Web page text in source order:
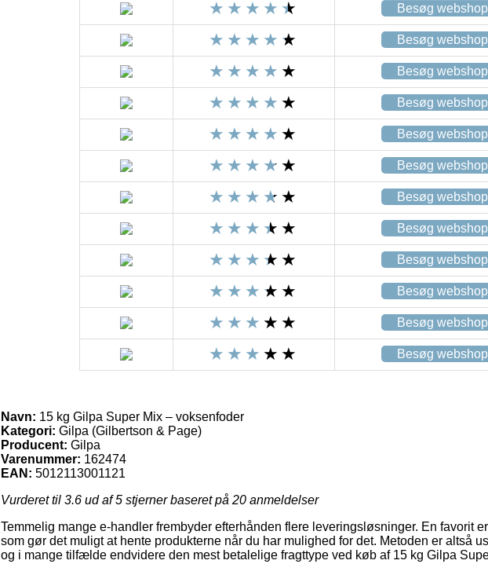
Besøg webshop
Besøg webshop
Besøg webshop
Besøg webshop
Besøg webshop
Besøg webshop
Besøg webshop
Besøg webshop
Besøg webshop
Besøg webshop
Besøg webshop
Besøg webshop
Navn: 15 kg Gilpa Super Mix – voksenfoder
Kategori: Gilpa (Gilbertson & Page)
Producent: Gilpa
Varenummer: 162474
EAN: 5012113001121
Vurderet til 3.6 ud af 5 stjerner baseret på 20 anmeldelser
Temmelig mange e-handler frembyder efterhånden flere leveringsløsninger. En favorit
som gør det muligt at hente produkterne når du har mulighed for det. Metoden er altså
og i mange tilfælde endvidere den mest betalelige fragttype ved køb af 15 kg Gilpa